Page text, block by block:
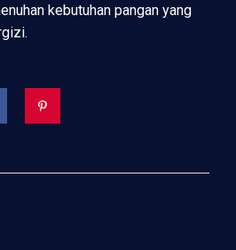
kebutuhan pangan yang